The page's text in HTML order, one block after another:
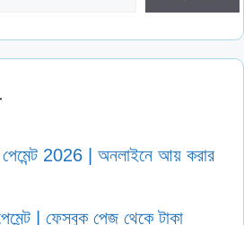
2026 | অনলাইনে আয় করার
| ফেসবুক পেজ থেকে টাকা